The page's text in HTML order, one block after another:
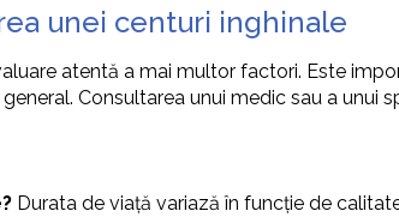
unei centuri inghinale
atentă a mai multor factori. Este
Consultarea unui medic sau a unui
Durata de viață variază în funcție de